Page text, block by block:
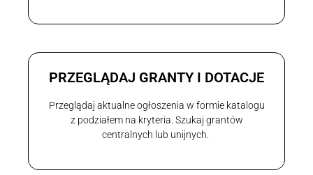
PRZEGLĄDAJ GRANTY I DOTACJE
Przeglądaj aktualne ogłoszenia w formie katalogu
z podziałem na kryteria. Szukaj grantów
centralnych lub unijnych.